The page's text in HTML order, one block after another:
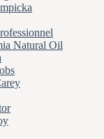
Natural Oil